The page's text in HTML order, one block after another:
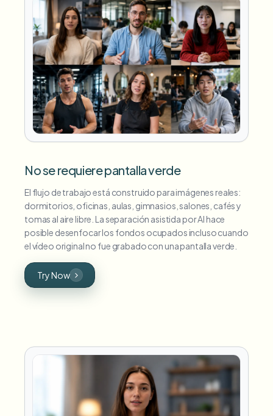
No se requiere pantalla verde
El flujo de trabajo está construido para imágenes reales:
dormitorios, oficinas, aulas, gimnasios, salones, cafés y
tomas al aire libre. La separación asistida por AI hace
posible desenfocar los fondos ocupados incluso cuando
el vídeo original no fue grabado con una pantalla verde.
Try Now